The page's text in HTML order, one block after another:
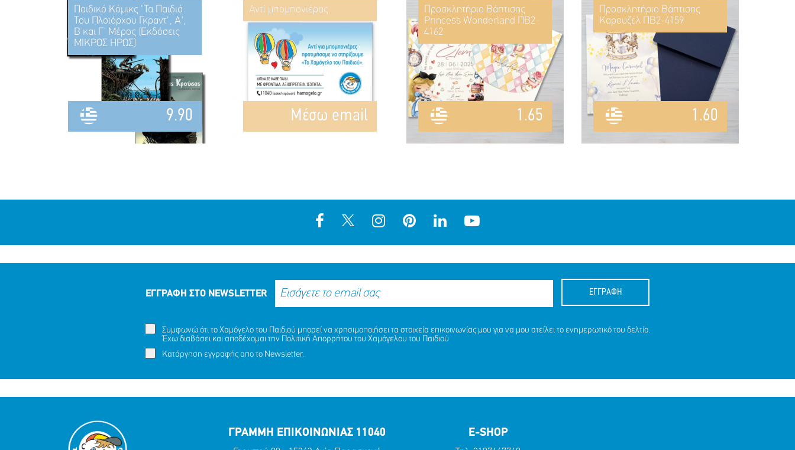
Παιδικό Κόμικς "Τα Παιδιά
Του Πλοιάρχου Γκραντ", Α',
Β'και Γ' Μέρος (Εκδόσεις
ΜΙΚΡΟΣ ΗΡΩΣ)
9.90
Αντί μπομπονιέρας
Mέσω email
Προσκλητήριο Βάπτισης
Princess Wonderland ΠΒ2-
4162
1.65
Προσκλητήριο Βάπτισης
Καρουζέλ ΠΒ2-4159
1.60
ΕΓΓΡΑΦΗ ΣΤΟ NEWSLETTER ΕΓΓΡΑΦΗ
Συμφωνώ ότι το Χαμόγελο του Παιδιού μπορεί να χρησιμοποιήσει τα στοιχεία επικοινωνίας μου για να μου στείλει το ενημερωτικό του δελτίο.
Έχω διαβάσει και αποδέχομαι την Πολιτική Απορρήτου του Χαμόγελου του Παιδιού
Κατάργηση εγγραφής απο το Newsletter.
ΓΡΑΜΜΗ ΕΠΙΚΟΙΝΩΝΙΑΣ 11040 E-SHOP